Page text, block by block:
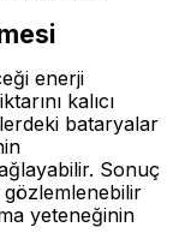
enerji
kalıcı
bataryalar
Sonuç
yeteneğinin